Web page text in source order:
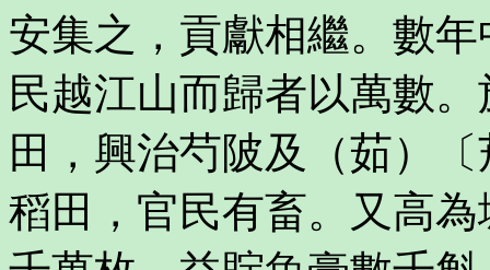
安集之，貢獻相繼。數
民越江山而歸者以萬數
田，興治芍陂及（茹）
稻田，官民有畜。又高